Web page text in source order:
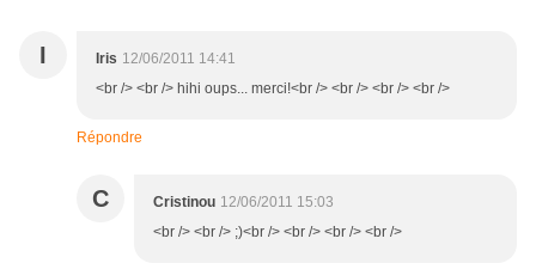
I Iris 12/06/2011 14:41
<br /> <br /> hihi oups... merci!<br /> <br /> <br /> <br />
Répondre
C Cristinou 12/06/2011 15:03
<br /> <br /> ;)<br /> <br /> <br /> <br />